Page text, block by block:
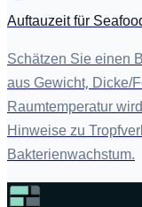
Auftauzeit für
Schätzen Sie einen
aus Gewicht, Dicke/
Raumtemperatur
Hinweise zu
Bakterienwachstum.